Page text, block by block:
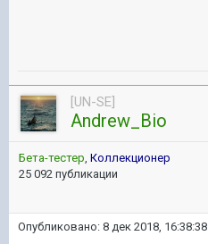
[UN-SE]
Andrew_Bio
Бета-тестер, Коллекционер
25 092 публикации
Опубликовано: 8 дек 2018, 16:38:38